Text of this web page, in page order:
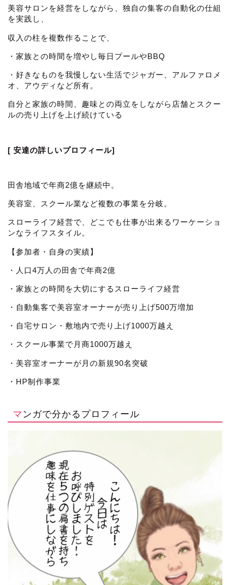
美容サロンを経営をしながら、独自の集客の自動化の仕組
を実践し、
収入の柱を複数作ることで、
・家族との時間を増やし毎日プールやBBQ
・好きなものを我慢しない生活でジャガー、アルファロメ
オ、アウディなど所有。
自分と家族の時間、趣味との両立をしながら店舗とスクー
ルの売り上げを上げ続けている
[ 安達の詳しいプロフィール]
田舎地域で年商2億を継続中。
美容室、スクール業など複数の事業を分岐。
スローライフ経営で、どこでも仕事が出来るワーケーショ
ンなライフスタイル。
【参加者・自身の実績】
・人口4万人の田舎で年商2億
・家族との時間を大切にするスローライフ経営
・自動集客で美容室オーナーが売り上げ500万増加
・自宅サロン・敷地内で売り上げ1000万越え
・スクール事業で月商1000万越え
・美容室オーナーが月の新規90名突破
・HP制作事業
マンガで分かるプロフィール